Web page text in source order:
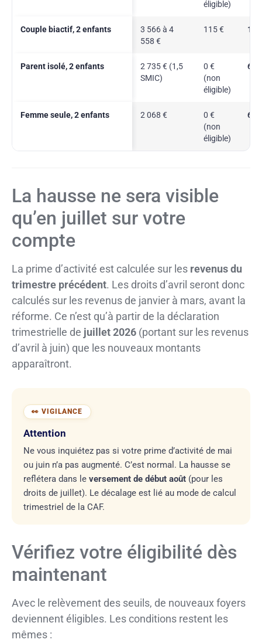
éligible)
Couple biactif, 2 enfants
3 566 à 4
558 €
115 €
Parent isolé, 2 enfants
2 735 € (1,5
SMIC)
0 €
(non
éligible)
61
Femme seule, 2 enfants 2 068 €
0 €
(non
éligible)
68
La hausse ne sera visible
qu’en juillet sur votre
compte
La prime d’activité est calculée sur les revenus du
trimestre précédent. Les droits d’avril seront donc
calculés sur les revenus de janvier à mars, avant la
réforme. Ce n’est qu’à partir de la déclaration
trimestrielle de juillet 2026 (portant sur les revenus
d’avril à juin) que les nouveaux montants
apparaîtront.
Attention
Ne vous inquiétez pas si votre prime d’activité de mai
ou juin n’a pas augmenté. C’est normal. La hausse se
reflétera dans le versement de début août (pour les
droits de juillet). Le décalage est lié au mode de calcul
trimestriel de la CAF.
Vérifiez votre éligibilité dès
maintenant
Avec le relèvement des seuils, de nouveaux foyers
deviennent éligibles. Les conditions restent les
mêmes :